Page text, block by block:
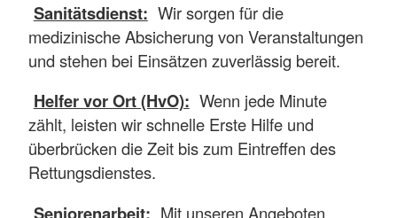
Sanitätsdienst: Wir sorgen für die
medizinische Absicherung von Veranstaltungen
und stehen bei Einsätzen zuverlässig bereit.
Helfer vor Ort (HvO): Wenn jede Minute
zählt, leisten wir schnelle Erste Hilfe und
überbrücken die Zeit bis zum Eintreffen des
Rettungsdienstes.
Seniorenarbeit: Mit unseren Angeboten